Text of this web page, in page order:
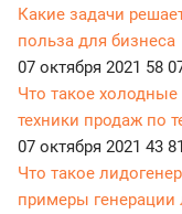
Какие задачи
польза для бизнеса
07 октября 2021 58
Что такое
техники продаж по
07 октября 2021 43
Что такое
примеры генерации